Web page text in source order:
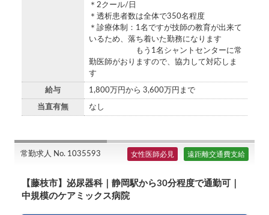
＊2クール/日
＊透析患者数は全体で350名程度
＊診療体制：1名ですが技師の教育が出来て
いるため、落ち着いた勤務になります
もう1名シャントセンターに常
勤医師がおりますので、協力して対応しま
す
給与 1,800万円から 3,600万円まで
当直有無 なし
常勤求人 No. 1035593 女性医師必見 遠距離交通費支給
【藤枝市】泌尿器科｜静岡駅から30分程度で通勤可｜
中規模のケアミックス病院